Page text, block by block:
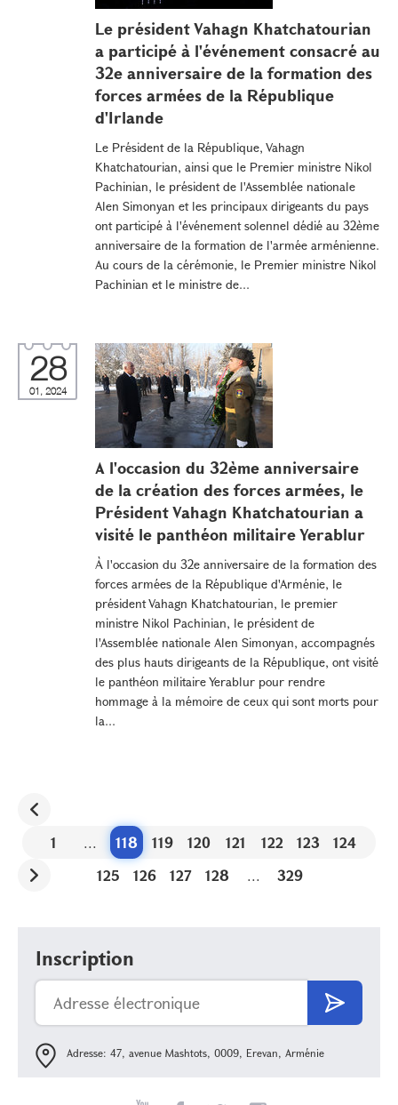
Le président Vahagn Khatchatourian
a participé à l'événement consacré au
32e anniversaire de la formation des
forces armées de la République
d'Irlande
Le Président de la République, Vahagn
Khatchatourian, ainsi que le Premier ministre Nikol
Pachinian, le président de l'Assemblée nationale
Alen Simonyan et les principaux dirigeants du pays
ont participé à l'événement solennel dédié au 32ème
anniversaire de la formation de l'armée arménienne.
Au cours de la cérémonie, le Premier ministre Nikol
Pachinian et le ministre de...
28
01, 2024
A l'occasion du 32ème anniversaire
de la création des forces armées, le
Président Vahagn Khatchatourian a
visité le panthéon militaire Yerablur
À l'occasion du 32e anniversaire de la formation des
forces armées de la République d'Arménie, le
président Vahagn Khatchatourian, le premier
ministre Nikol Pachinian, le président de
l'Assemblée nationale Alen Simonyan, accompagnés
des plus hauts dirigeants de la République, ont visité
le panthéon militaire Yerablur pour rendre
hommage à la mémoire de ceux qui sont morts pour
la...
1 ... 118 119 120 121 122 123
124
125
126 127 128 ... 329
Inscription
Adresse: 47, avenue Mashtots, 0009, Erevan, Arménie